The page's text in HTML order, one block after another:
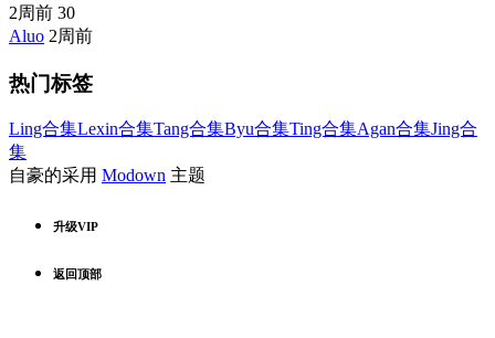
2周前 30
Aluo 2周前
热门标签
Ling合集Lexin合集Tang合集Byu合集Ting合集Agan合集Jing合
集
自豪的采用 Modown 主题
升级VIP
返回顶部